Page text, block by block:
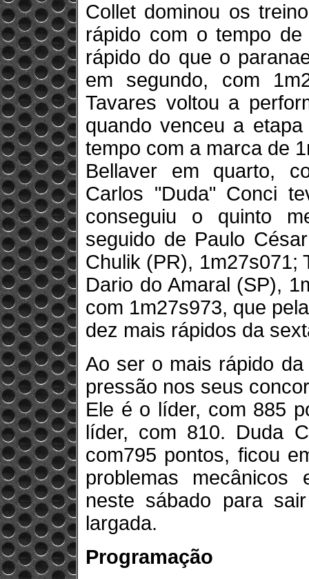
Collet dominou os
rápido com o tempo
rápido do que o
em segundo, com
Tavares voltou a
quando venceu a
tempo com a marca de
Bellaver em quarto,
Carlos "Duda" Conci
conseguiu o quinto
seguido de Paulo
Chulik (PR), 1m27s071;
Dario do Amaral (SP),
com 1m27s973, que
dez mais rápidos da
Ao ser o mais rápido
pressão nos seus
Ele é o líder, com 885
líder, com 810. Duda
com795 pontos, ficou
problemas mecânicos
neste sábado para
largada.
Programação